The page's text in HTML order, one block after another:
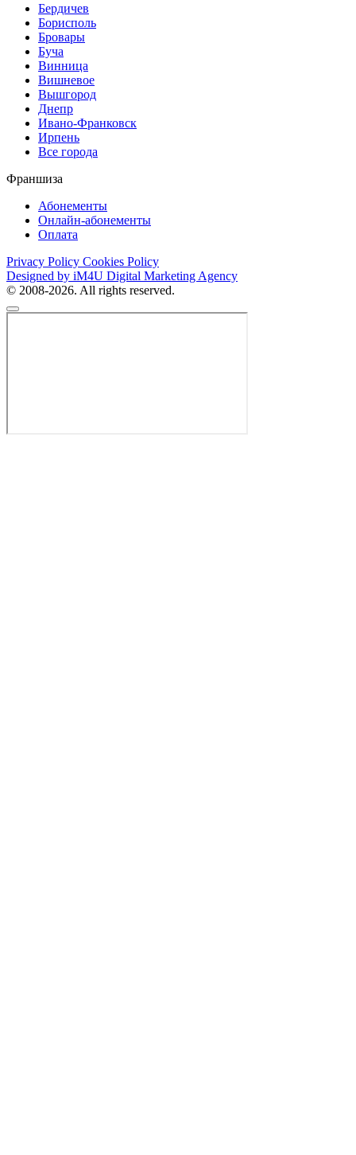
Бердичев
Борисполь
Бровары
Буча
Винница
Вишневое
Вышгород
Днепр
Ивано-Франковск
Ирпень
Все города
Франшиза
Абонементы
Онлайн-абонементы
Оплата
Privacy Policy Cookies Policy
Designed by iM4U Digital Marketing Agency
© 2008-2026. All rights reserved.